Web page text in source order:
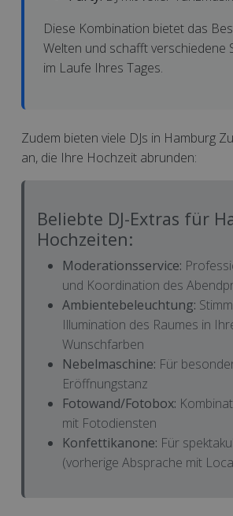
Diese Kombination bietet das
Welten und schafft verschiedene
im Laufe Ihres Tages.
Zudem bieten viele DJs in Hamburg
an, die Ihre Hochzeit abrunden:
Beliebte DJ-Extras für
Hochzeiten:
Moderationsservice:
und Koordination des
Ambientebeleuchtung:
Illumination des Raumes in
Wunschfarben
Nebelmaschine: Für
Eröffnungstanz
Fotowand/Fotobox:
mit Fotodiensten
Konfettikanone: Für
(vorherige Absprache mit